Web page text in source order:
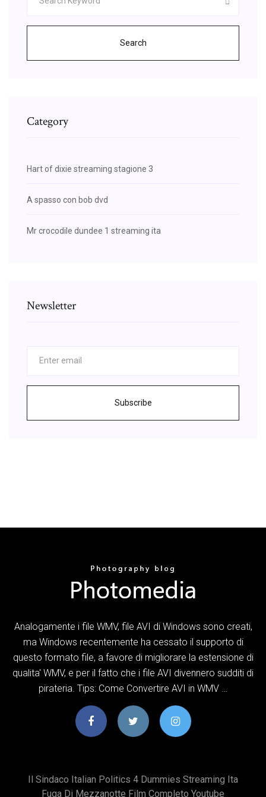
Search
Category
Hart of dixie streaming stagione 3
A spasso con bob dvd
Mr crocodile dundee 1 streaming ita
Newsletter
Subscribe
Analogamente i file WMV, file AVI di Windows sono creati,
ma Windows recentemente ha cessato il supporto di
questo formato file, a favore di migliorare la estensione di
qualita' WMV, e per il fatto che i file AVI divennero sudditi di
pirateria. Tips: Come Convertire AVI in WMV …
Il Sindaco Italian Politics 4 Dummies Streaming Ita
Fuga Di Mezzanotte Film Completo Youtube